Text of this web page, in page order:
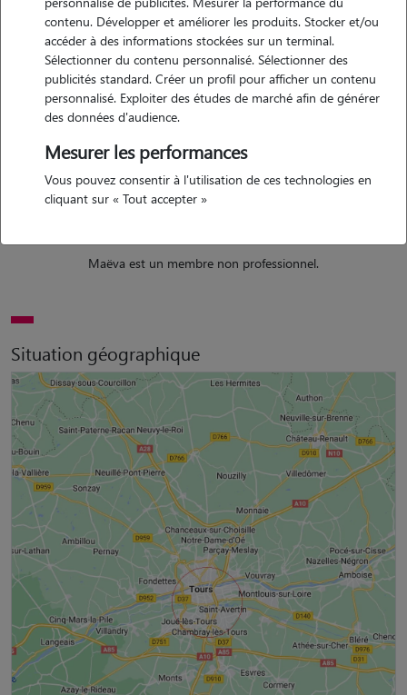
Depuis toute petite je suis entourée d'animaux (rongeurs, chiens,
chats ou animaux de ferme). Ma mère faisant partie de la protection
animale, nous avons souvent recueilli des animaux abandonnés ou
maltraités chez nous pour les soigner ou pour leur redonner une
nouvelle vie. J'ai pris beaucoup de plaisir à m'occuper d'eux et suis
tout comme des plus jeunes, certains grands et d'autres petits,
certains à l'aise et d'autres plus craintifs.
Maëva est un membre non professionnel.
Situation géographique
contenu. Développer et améliorer les produits. Stocker et/ou
accéder à des informations stockées sur un terminal.
Sélectionner du contenu personnalisé. Sélectionner des
publicités standard. Créer un profil pour afficher un contenu
personnalisé. Exploiter des études de marché afin de générer
des données d'audience.
Mesurer les performances
Vous pouvez consentir à l'utilisation de ces technologies en
cliquant sur « Tout accepter »